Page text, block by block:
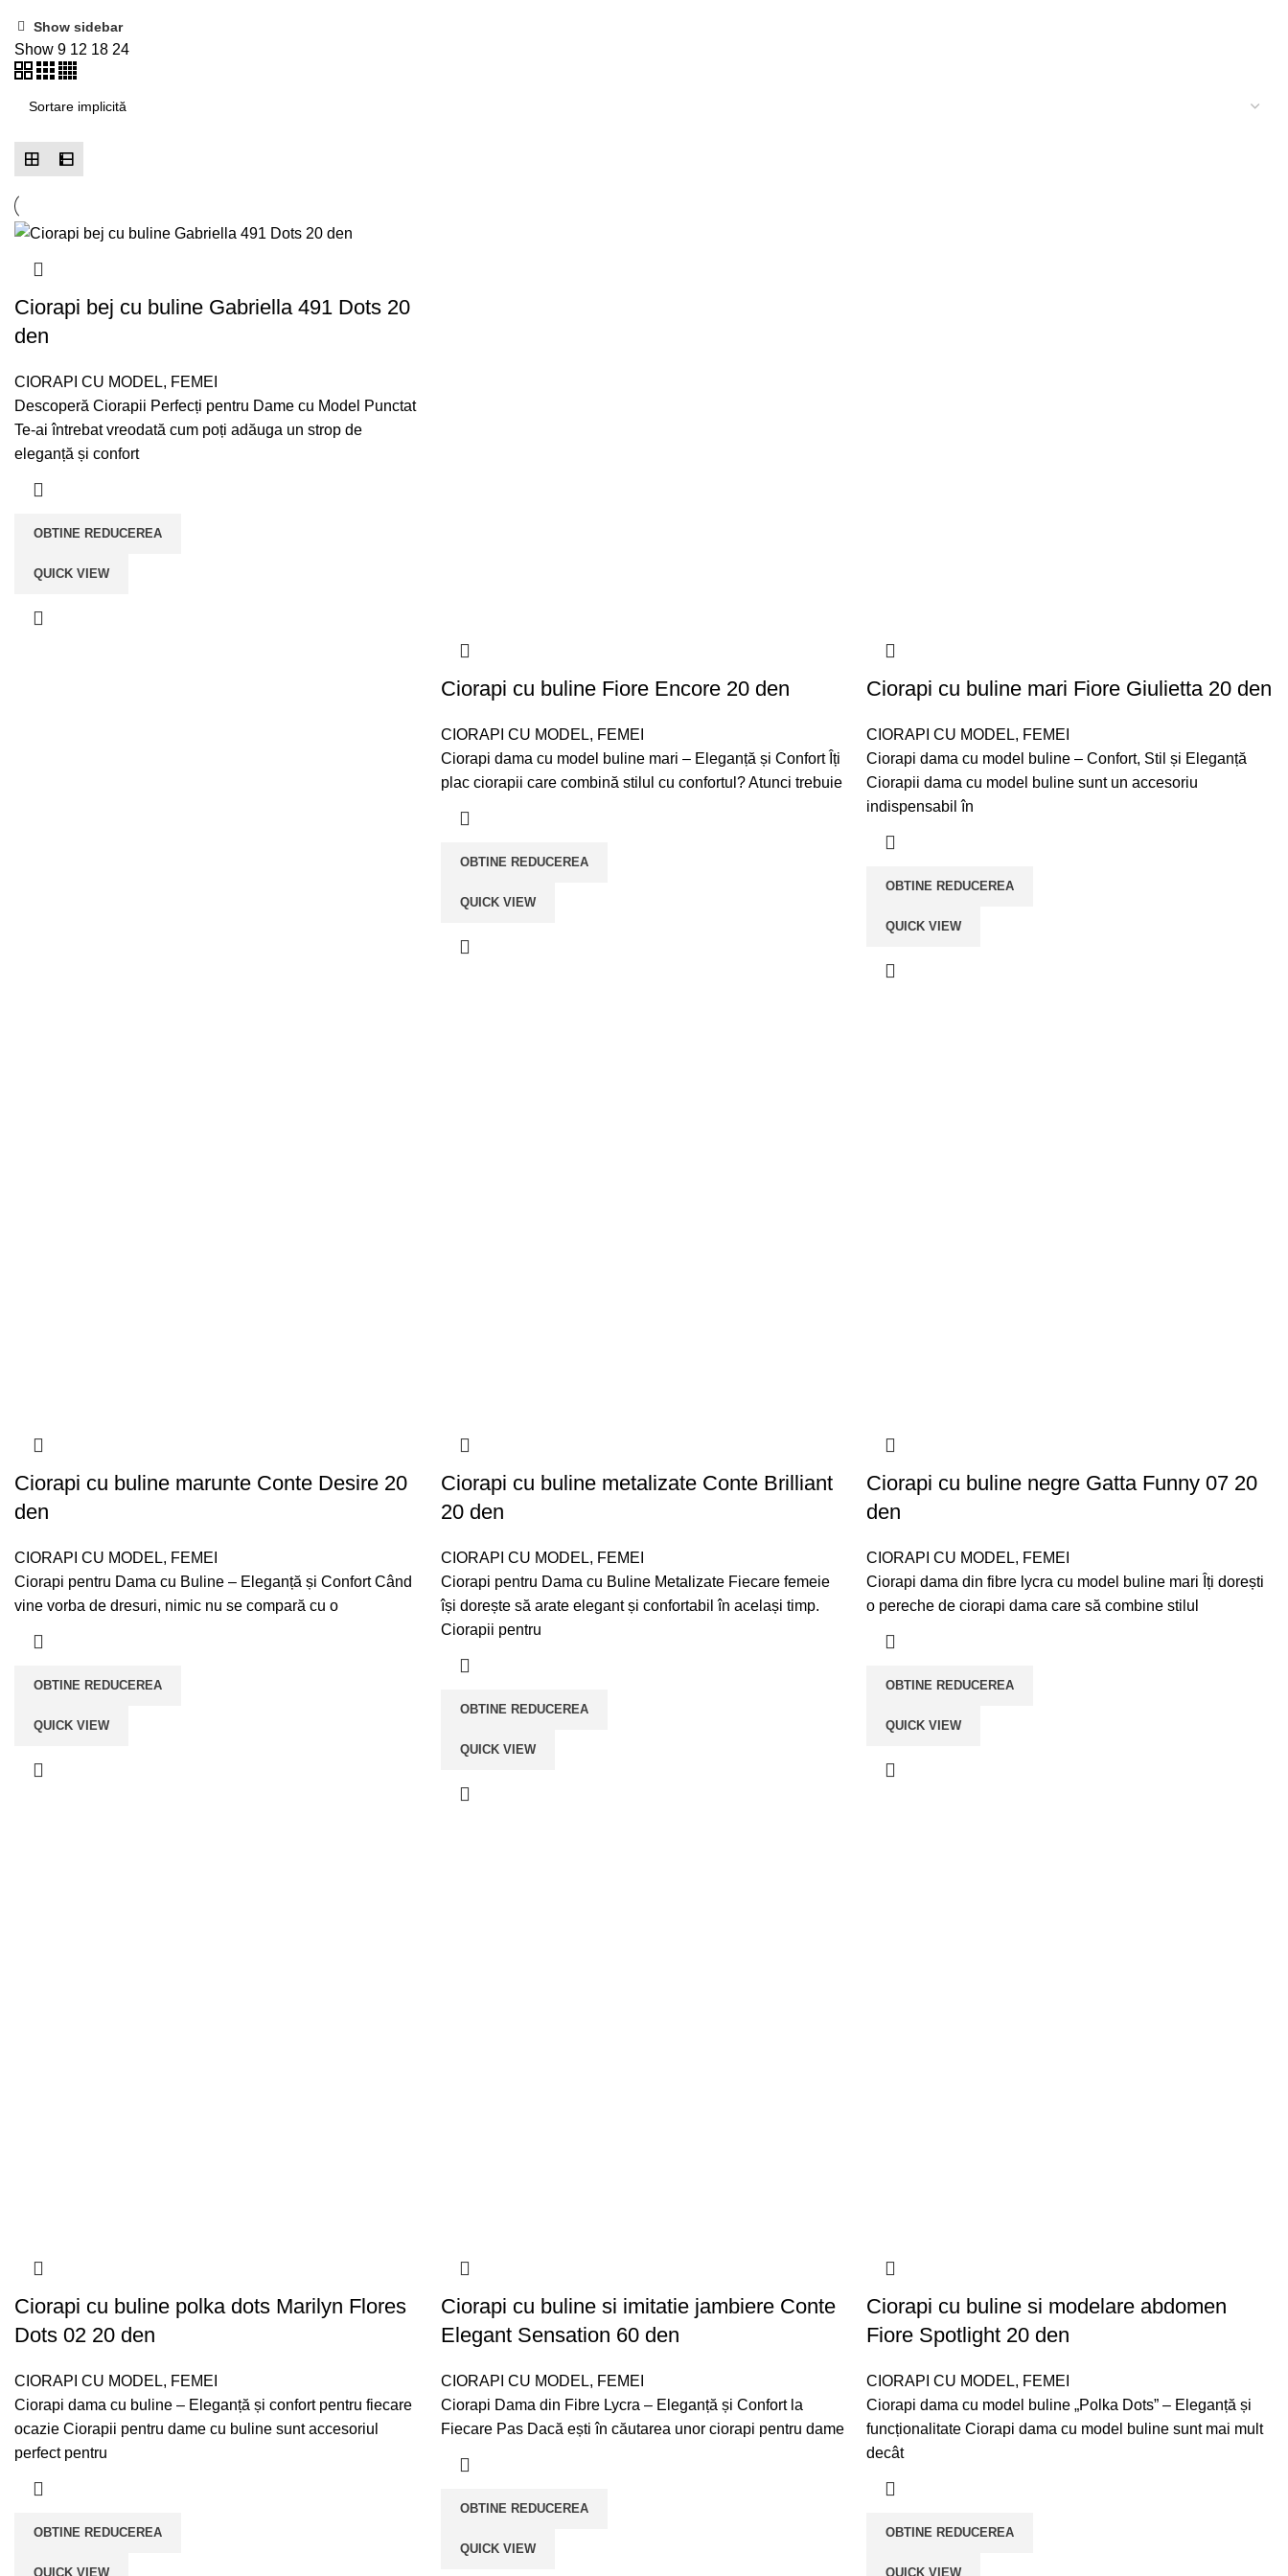
Show sidebar
Show 9 12 18 24
Ciorapi bej cu buline Gabriella 491 Dots 20
den
CIORAPI CU MODEL, FEMEI
Descoperă Ciorapii Perfecți pentru Dame cu Model Punctat
Te-ai întrebat vreodată cum poți adăuga un strop de
eleganță și confort
OBTINE REDUCEREA
QUICK VIEW
Ciorapi cu buline Fiore Encore 20 den
CIORAPI CU MODEL, FEMEI
Ciorapi dama cu model buline mari – Eleganță și Confort Îți
plac ciorapii care combină stilul cu confortul? Atunci trebuie
OBTINE REDUCEREA
QUICK VIEW
Ciorapi cu buline mari Fiore Giulietta 20 den
CIORAPI CU MODEL, FEMEI
Ciorapi dama cu model buline – Confort, Stil și Eleganță
Ciorapii dama cu model buline sunt un accesoriu
indispensabil în
OBTINE REDUCEREA
QUICK VIEW
Ciorapi cu buline marunte Conte Desire 20
den
CIORAPI CU MODEL, FEMEI
Ciorapi pentru Dama cu Buline – Eleganță și Confort Când
vine vorba de dresuri, nimic nu se compară cu o
OBTINE REDUCEREA
QUICK VIEW
Ciorapi cu buline metalizate Conte Brilliant
20 den
CIORAPI CU MODEL, FEMEI
Ciorapi pentru Dama cu Buline Metalizate Fiecare femeie
își dorește să arate elegant și confortabil în același timp.
Ciorapii pentru
OBTINE REDUCEREA
QUICK VIEW
Ciorapi cu buline negre Gatta Funny 07 20
den
CIORAPI CU MODEL, FEMEI
Ciorapi dama din fibre lycra cu model buline mari Îți dorești
o pereche de ciorapi dama care să combine stilul
OBTINE REDUCEREA
QUICK VIEW
Ciorapi cu buline polka dots Marilyn Flores
Dots 02 20 den
CIORAPI CU MODEL, FEMEI
Ciorapi dama cu buline – Eleganță și confort pentru fiecare
ocazie Ciorapii pentru dame cu buline sunt accesoriul
perfect pentru
OBTINE REDUCEREA
QUICK VIEW
Ciorapi cu buline si imitatie jambiere Conte
Elegant Sensation 60 den
CIORAPI CU MODEL, FEMEI
Ciorapi Dama din Fibre Lycra – Eleganță și Confort la
Fiecare Pas Dacă ești în căutarea unor ciorapi pentru dame
OBTINE REDUCEREA
QUICK VIEW
Ciorapi cu buline si modelare abdomen
Fiore Spotlight 20 den
CIORAPI CU MODEL, FEMEI
Ciorapi dama cu model buline „Polka Dots” – Eleganță și
funcționalitate Ciorapi dama cu model buline sunt mai mult
decât
OBTINE REDUCEREA
QUICK VIEW